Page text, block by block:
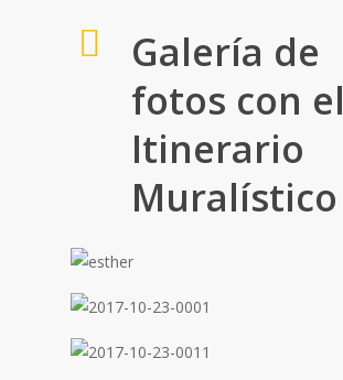
Galería de
fotos con el
Itinerario
Muralístico